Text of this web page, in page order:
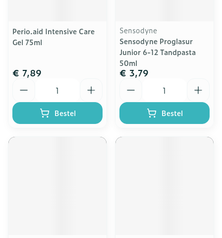
Perio.aid Intensive Care
Gel 75ml
€ 7,89
Bestel
Sensodyne
Sensodyne Proglasur
Junior 6-12 Tandpasta
50ml
€ 3,79
Bestel